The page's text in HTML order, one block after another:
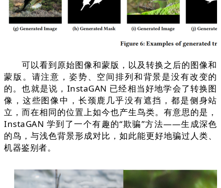
可以看到原始图像和蒙版，以及转换之后的图像和
蒙版。请注意，姿势、空间排列和背景是没有改变的
的。也就是说，InstaGAN 已经相当好地学会了转换图
像，这些图像中，长颈鹿几乎没有遮挡，都是侧身站
立，而在相同的位置上如今也产生鸟类。有意思的是，
InstaGAN 学到了一个有趣的“欺骗”方法——生成深色
的鸟，与浅色背景形成对比，如此能更好地骗过人类、
机器鉴别者。